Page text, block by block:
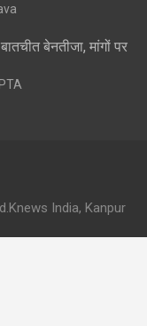
बेनतीजा, मांगों पर
India, Kanpur